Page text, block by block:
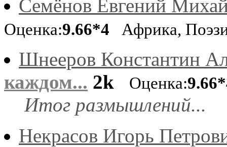
Семёнов Евгений
Оценка:9.66*4 Африка,
Шнееров Константин
каждом... 2k Оценка:
Итог размышлений...
Некрасов Игорь